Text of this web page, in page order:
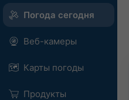
Погода сегодня
Веб-камеры
Карты погоды
Продукты